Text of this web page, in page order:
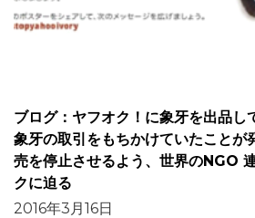
ブログ：ヤフオク！に象牙を出品し
象牙の取引をもちかけていたことが
売を停止させるよう、世界のNGO
クに迫る
2016年3月16日